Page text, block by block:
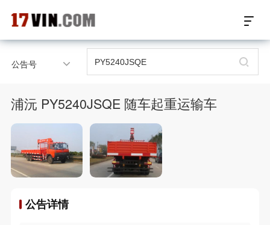
17VIN车架号查询首页
汽配产品车型适配
汽配产品电子目录
微信群智能客服
公告号
浦沅 PY5240JSQE 随车起重运输车
公告详情